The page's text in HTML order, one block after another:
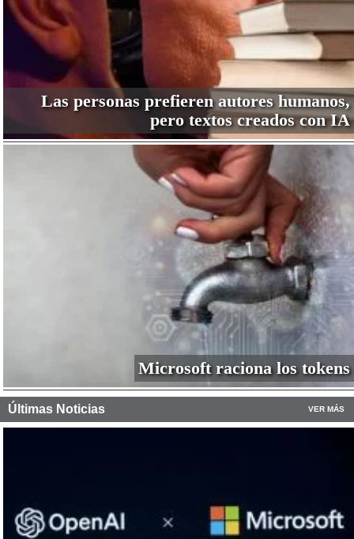
Las personas prefieren autores humanos,
pero textos creados con IA
Microsoft raciona los tokens
Últimas Noticias VER MÁS